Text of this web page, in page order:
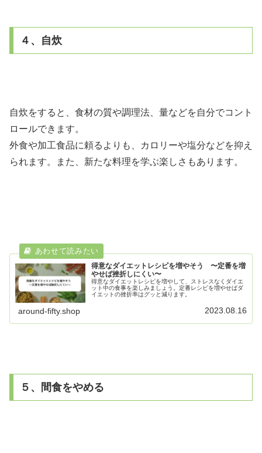
４、自炊
自炊をすると、食材の質や調理法、量などを自分でコント
ロールできます。
外食や加工食品に頼るよりも、カロリーや塩分などを抑え
られます。また、新たな料理を学ぶ楽しさもあります。
得意なダイエットレシピを増やそう 〜定番を増
やせば挫折しにくい〜
得意なダイエットレシピを増やして、ストレスなくダイエ
ット中の食事を楽しみましょう。定番レシピを増やせばダ
イエットの挫折率はグッと減ります。
around-fifty.shop 2023.08.16
５、間食をやめる